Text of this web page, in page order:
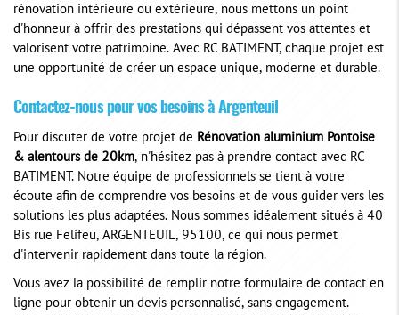
rénovation intérieure ou extérieure, nous mettons un point
d'honneur à offrir des prestations qui dépassent vos attentes et
valorisent votre patrimoine. Avec RC BATIMENT, chaque projet est
une opportunité de créer un espace unique, moderne et durable.
Contactez-nous pour vos besoins à Argenteuil
Pour discuter de votre projet de
Rénovation aluminium Pontoise
& alentours de 20km, n'hésitez pas à prendre contact avec RC
BATIMENT. Notre équipe de professionnels se tient à votre
écoute afin de comprendre vos besoins et de vous guider vers les
solutions les plus adaptées. Nous sommes idéalement situés à 40
Bis rue Felifeu, ARGENTEUIL, 95100, ce qui nous permet
d'intervenir rapidement dans toute la région.
Vous avez la possibilité de remplir notre formulaire de contact en
ligne pour obtenir un devis personnalisé, sans engagement.